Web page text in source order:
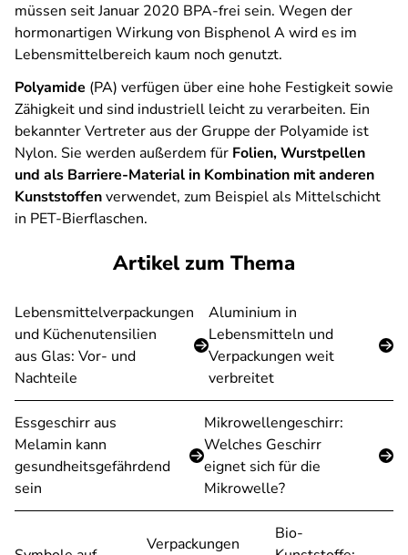
müssen seit Januar 2020 BPA-frei sein. Wegen der
hormonartigen Wirkung von Bisphenol A wird es im
Lebensmittelbereich kaum noch genutzt.
Polyamide (PA) verfügen über eine hohe Festigkeit sowie
Zähigkeit und sind industriell leicht zu verarbeiten. Ein
bekannter Vertreter aus der Gruppe der Polyamide ist
Nylon. Sie werden außerdem für Folien, Wurstpellen
und als Barriere-Material in Kombination mit anderen
Kunststoffenverwendet, zum Beispiel als Mittelschicht
in PET-Bierflaschen.
Artikel zum Thema
Lebensmittelverpackungen
und Küchenutensilien
aus Glas: Vor- und
Nachteile
Aluminium in
Lebensmitteln und
Verpackungen weit
verbreitet
Essgeschirr aus
Melamin kann
gesundheitsgefährdend
sein
Mikrowellengeschirr:
Welches Geschirr
eignet sich für die
Mikrowelle?
Verpackungen
Bio-